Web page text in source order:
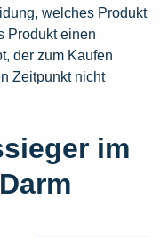
welches Produkt
Produkt einen
der zum Kaufen
Zeitpunkt nicht
im